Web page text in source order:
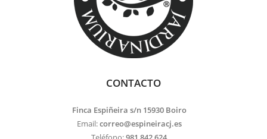
CONTACTO
Finca Espiñeira s/n 15930 Boiro
Email:correo@espineiracj.es